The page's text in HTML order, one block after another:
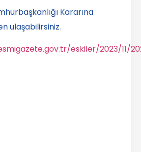
Kararına
ulaşabilirsiniz.
eskiler/2023/11/